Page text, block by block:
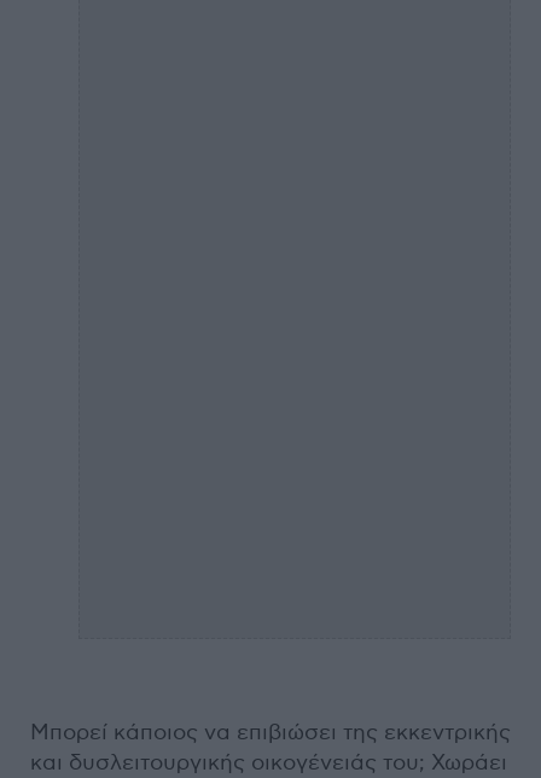
Μπορεί κάποιος να επιβιώσει της εκκεντρικής
και δυσλειτουργικής οικογένειάς του; Χωράει